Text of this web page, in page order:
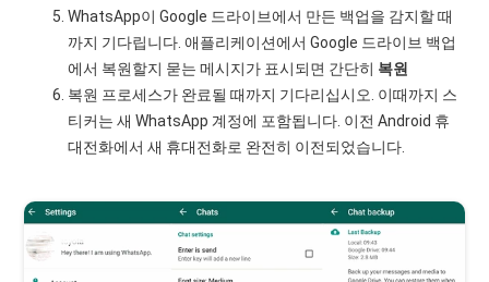
WhatsApp이 Google 드라이브에서 만든 백업을 감지할 때
까지 기다립니다. 애플리케이션에서 Google 드라이브 백업
에서 복원할지 묻는 메시지가 표시되면 간단히 복원
복원 프로세스가 완료될 때까지 기다리십시오. 이때까지 스
티커는 새 WhatsApp 계정에 포함됩니다. 이전 Android 휴
대전화에서 새 휴대전화로 완전히 이전되었습니다.